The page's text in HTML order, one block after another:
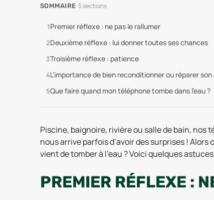
SOMMAIRE· 5sections
Premier réflexe : ne pas le rallumer
Deuxième réflexe : lui donner toutes ses chances
Troisième réflexe : patience
L’importance de bien reconditionner ou réparer
Que faire quand mon téléphone tombe dans l'eau ?
Piscine, baignoire, rivière ou salle de bain,
nous arrive parfois d’avoir des surprises !
vient de tomber à l’eau ? Voici quelques
PREMIER RÉFLEXE :